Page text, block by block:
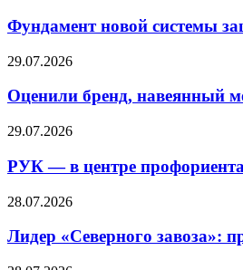
Фундамент новой системы
29.07.2026
Оценили бренд, навеянный
29.07.2026
РУК — в центре
28.07.2026
Лидер «Северного завоза»: